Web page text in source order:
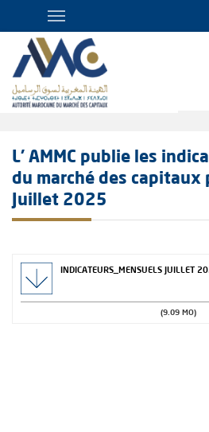
L' AMMC publie les
du marché des capitaux
Juillet 2025
INDICATEURS_MENSUELS JUILLET
(9.09 MO)